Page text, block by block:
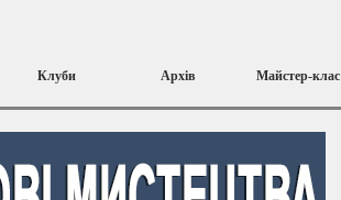
Клуби Архів Майстер-клас